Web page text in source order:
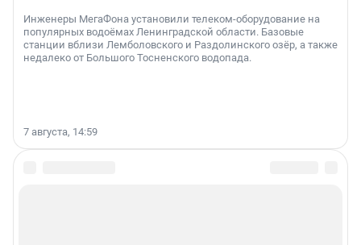
Инженеры МегаФона установили телеком-оборудование на
популярных водоёмах Ленинградской области. Базовые
станции вблизи Лемболовского и Раздолинского озёр, а также
недалеко от Большого Тосненского водопада.
7 августа, 14:59